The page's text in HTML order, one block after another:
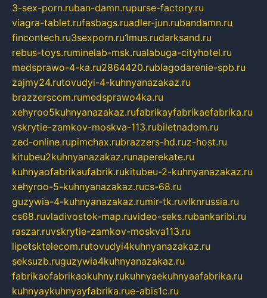
3-sex-porn.ruban-damn.rupurse-factory.ru
viagra-tablet.rufasbags.ruadler-jun.rubandamn.ru
fincontech.ru3sexporn.ru1mus.rudarksand.ru
rebus-toys.ruminelab-msk.rualabuga-cityhotel.ru
medsprawo-4-ka.ru2864420.rublagodarenie-spb.ru
zajmy24.rutovudyi-4-kuhnyanazakaz.ru
brazzerscom.rumedsprawo4ka.ru
xehyroo5kuhnyanazakaz.rufabrikayfabrikaefabrika.ru
vskrytie-zamkov-moskva-113.rubiletnadom.ru
zed-online.rupimchax.rubrazzers-hd.ruz-host.ru
kitubeu2kuhnyanazakaz.runaperekate.ru
kuhnyaofabrikaufabrik.rukitubeu-2-kuhnyanazakaz.ru
xehyroo-5-kuhnyanazakaz.rucs-68.ru
guzywia-4-kuhnyanazakaz.rumir-tk.ruvlknrussia.ru
cs68.ruvladivostok-map.ruvideo-seks.rubankaribi.ru
raszar.ruvskrytie-zamkov-moskva113.ru
lipetsktelecom.rutovudyi4kuhnyanazakaz.ru
seksuzb.ruguzywia4kuhnyanazakaz.ru
fabrikaofabrikaokuhny.rukuhnyaekuhnyaafabrika.ru
kuhnyaykuhnyayfabrika.rue-abis1c.ru